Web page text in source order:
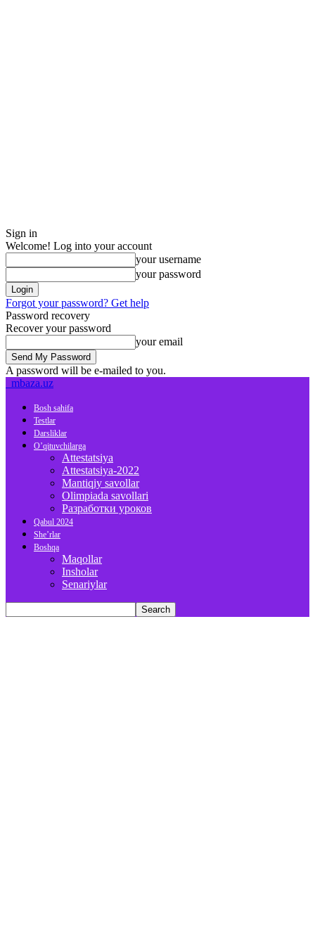
Sign in
Welcome! Log into your account
your username
your password
Forgot your password? Get help
Password recovery
Recover your password
your email
A password will be e-mailed to you.
mbaza.uz
Bosh sahifa
Testlar
Darsliklar
O’qituvchilarga
Attestatsiya
Attestatsiya-2022
Mantiqiy savollar
Olimpiada savollari
Разработки уроков
Qabul 2024
She’rlar
Boshqa
Maqollar
Insholar
Senariylar